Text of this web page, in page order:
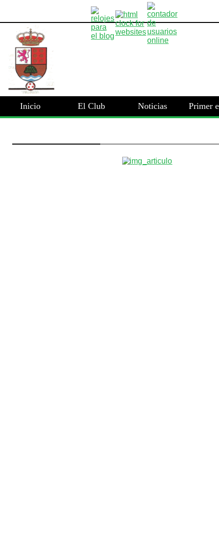
Inicio El Club Noticias Primer